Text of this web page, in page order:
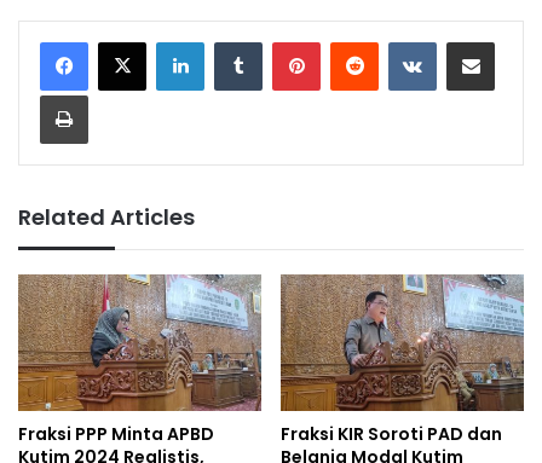
LinkedInTumblr PinterestReddit VKontakteShare via Email
Print
Related Articles
Fraksi PPP Minta APBD
Kutim 2024 Realistis,
Fraksi KIR Soroti PAD dan
Belanja Modal Kutim